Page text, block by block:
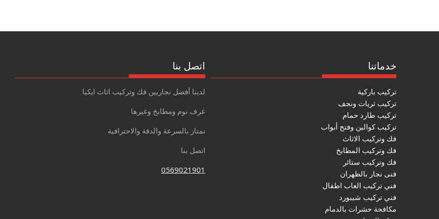
خدماتنا
تركيب باركية
تركيب ثريات ونجف
تركيب طارد حمام
تركيب كوالين وفتح أبواب
فك وتركيب الاثاث
فك وتركيب المطابخ
فك وتركيب ستائر
فنى نجار بالظهران
فني تركيب العاب اطفال
فني تركيب شيبورد
مكافحة حشرات بالدمام
اتصل بنا
لدينا أفضل نجاريين فك وتركيب اثاث ايكيا
غرف نوم ومطابخ وغيرها
نمتاز بالسرعة والدقة والاحترافية
اتصل بنا
0569021901